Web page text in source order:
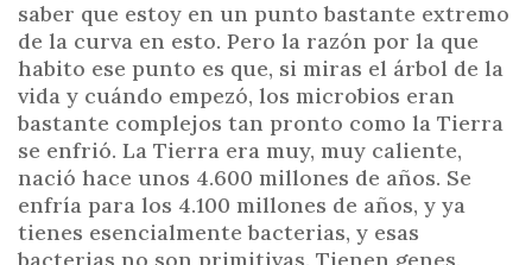
saber que estoy en un punto bastante extremo
de la curva en esto. Pero la razón por la que
habito ese punto es que, si miras el árbol de la
vida y cuándo empezó, los microbios eran
bastante complejos tan pronto como la Tierra
se enfrió. La Tierra era muy, muy caliente,
nació hace unos 4.600 millones de años. Se
enfría para los 4.100 millones de años, y ya
tienes esencialmente bacterias, y esas
bacterias no son primitivas. Tienen genes,